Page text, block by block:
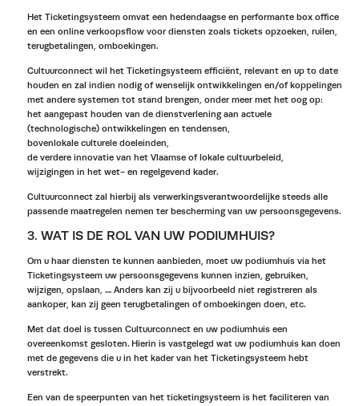
Het Ticketingsysteem omvat een hedendaagse en performante box office
en een online verkoopsflow voor diensten zoals tickets opzoeken, ruilen,
terugbetalingen, omboekingen.
Cultuurconnect wil het Ticketingsysteem efficiënt, relevant en up to date
houden en zal indien nodig of wenselijk ontwikkelingen en/of koppelingen
met andere systemen tot stand brengen, onder meer met het oog op:
het aangepast houden van de dienstverlening aan actuele
(technologische) ontwikkelingen en tendensen,
bovenlokale culturele doeleinden,
de verdere innovatie van het Vlaamse of lokale cultuurbeleid,
wijzigingen in het wet- en regelgevend kader.
Cultuurconnect zal hierbij als verwerkingsverantwoordelijke steeds alle
passende maatregelen nemen ter bescherming van uw persoonsgegevens.
3. WAT IS DE ROL VAN UW PODIUMHUIS?
Om u haar diensten te kunnen aanbieden, moet uw podiumhuis via het
Ticketingsysteem uw persoonsgegevens kunnen inzien, gebruiken,
wijzigen, opslaan, .... Anders kan zij u bijvoorbeeld niet registreren als
aankoper, kan zij geen terugbetalingen of omboekingen doen, etc.
Met dat doel is tussen Cultuurconnect en uw podiumhuis een
overeenkomst gesloten. Hierin is vastgelegd wat uw podiumhuis kan doen
met de gegevens die u in het kader van het Ticketingsysteem hebt
verstrekt.
Een van de speerpunten van het ticketingsysteem is het faciliteren van